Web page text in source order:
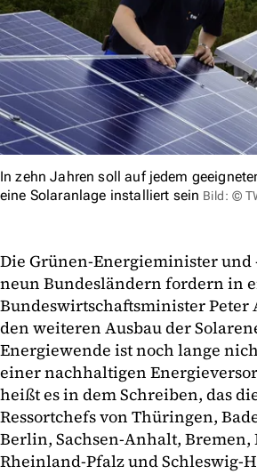
In zehn Jahren soll auf jedem
eine Solaranlage installiert sein Bild: ©
Die Grünen-Energieminister und
neun Bundesländern fordern in
Bundeswirtschaftsminister Peter
den weiteren Ausbau der
Energiewende ist noch lange
einer nachhaltigen
heißt es in dem Schreiben, das
Ressortchefs von Thüringen,
Berlin, Sachsen-Anhalt, Bremen,
Rheinland-Pfalz und Schleswig-